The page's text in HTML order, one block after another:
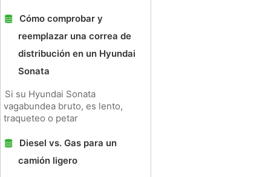
Cómo comprobar y
reemplazar una correa de
distribución en un Hyundai
Sonata
Si su Hyundai Sonata
vagabundea bruto, es lento,
traqueteo o petar
Diesel vs. Gas para un
camión ligero